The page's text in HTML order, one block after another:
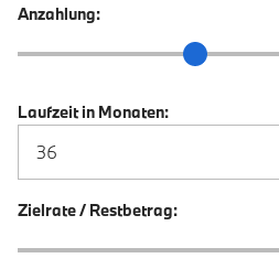
Anzahlung:
Anzahlung Schieberegler
Laufzeit in Monaten:
Zielrate / Restbetrag:
Zielrate / Restbetrag Schieberegler